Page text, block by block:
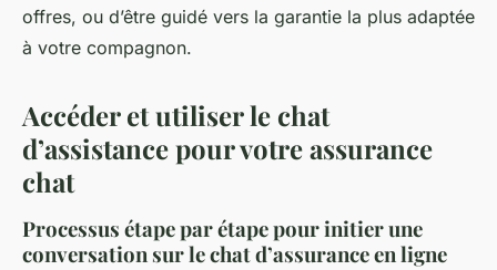
offres, ou d’être guidé vers la garantie la plus adaptée
à votre compagnon.
Accéder et utiliser le chat
d’assistance pour votre assurance
chat
Processus étape par étape pour initier une
conversation sur le chat d’assurance en ligne